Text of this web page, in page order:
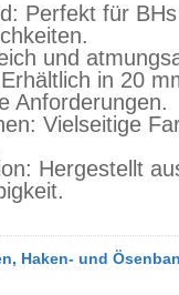
Perfekt für
und
in 20
Anforderungen.
Vielseitige
Hergestellt
Haken- und